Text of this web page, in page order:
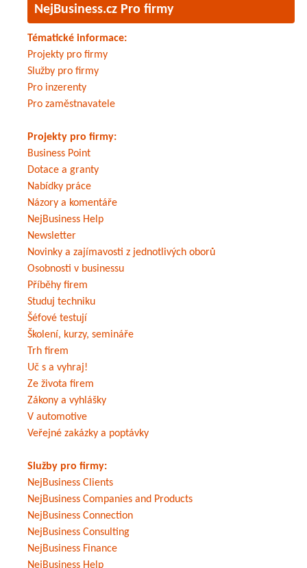
NejBusiness.cz Pro firmy
Tématické informace:
Projekty pro firmy
Služby pro firmy
Pro inzerenty
Pro zaměstnavatele
Projekty pro firmy:
Business Point
Dotace a granty
Nabídky práce
Názory a komentáře
NejBusiness Help
Newsletter
Novinky a zajímavosti z jednotlivých oborů
Osobnosti v businessu
Příběhy firem
Studuj techniku
Šéfové testují
Školení, kurzy, semináře
Trh firem
Uč s a vyhraj!
Ze života firem
Zákony a vyhlášky
V automotive
Veřejné zakázky a poptávky
Služby pro firmy:
NejBusiness Clients
NejBusiness Companies and Products
NejBusiness Connection
NejBusiness Consulting
NejBusiness Finance
NejBusiness Help